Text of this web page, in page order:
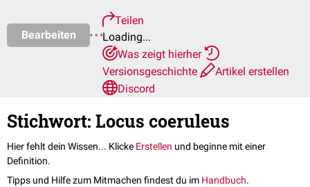
Bearbeiten
Teilen
Loading...
Was zeigt hierher
Versionsgeschichte
Artikel erstellen
Discord
Stichwort: Locus coeruleus
Hier fehlt dein Wissen... Klicke Erstellen und beginne mit einer
Definition.
Tipps und Hilfe zum Mitmachen findest du im Handbuch.